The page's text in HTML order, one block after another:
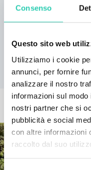
Consenso
Questo sito web
Utilizziamo i cookie
annunci, per fornire
analizzare il nostro
informazioni sul
nostri partner che si
pubblicità e social
con altre informazioni
raccolto dal suo
informazioni
l’organizzatore
le informazioni di
EVENTI